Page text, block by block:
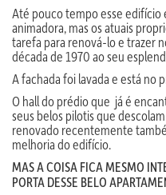
Até pouco tempo esse edifício
animadora, mas os atuais
tarefa para renová-lo e trazer
década de 1970 ao seu
A fachada foi lavada e está no
O hall do prédio que já é
seus belos pilotis que
renovado recentemente
melhoria do edifício.
MAS A COISA FICA MESMO
PORTA DESSE BELO